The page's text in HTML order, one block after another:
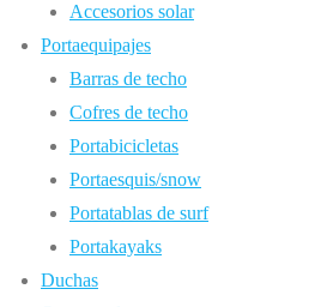
Accesorios solar
Portaequipajes
Barras de techo
Cofres de techo
Portabicicletas
Portaesquis/snow
Portatablas de surf
Portakayaks
Duchas